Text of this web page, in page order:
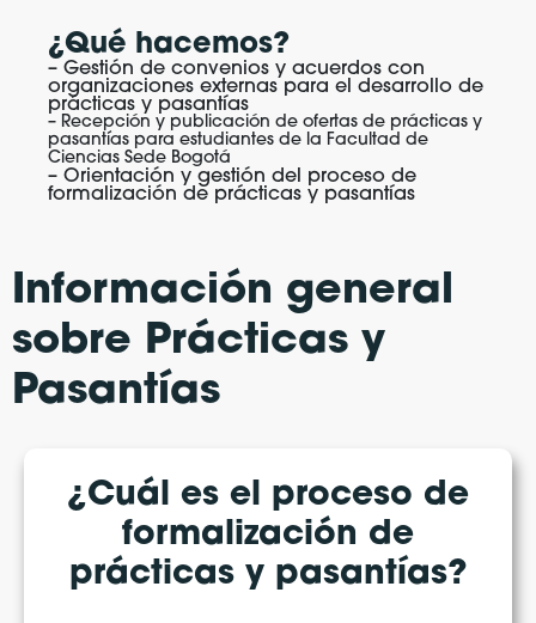
¿Qué hacemos?
– Gestión de convenios y acuerdos con
organizaciones externas para el desarrollo de
prácticas y pasantías
– Recepción y publicación de ofertas de prácticas y
pasantías para estudiantes de la Facultad de
Ciencias Sede Bogotá
– Orientación y gestión del proceso de
formalización de prácticas y pasantías
Información general
sobre Prácticas y
Pasantías
¿Cuál es el proceso de
formalización de
prácticas y pasantías?